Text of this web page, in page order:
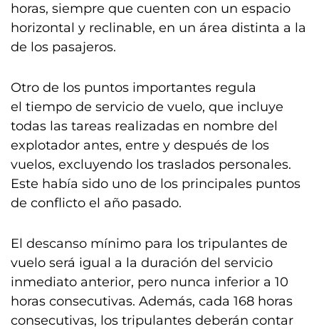
horas, siempre que cuenten con un espacio
horizontal y reclinable, en un área distinta a la
de los pasajeros.
Otro de los puntos importantes regula
el tiempo de servicio de vuelo, que incluye
todas las tareas realizadas en nombre del
explotador antes, entre y después de los
vuelos, excluyendo los traslados personales.
Este había sido uno de los principales puntos
de conflicto el año pasado.
El descanso mínimo para los tripulantes de
vuelo será igual a la duración del servicio
inmediato anterior, pero nunca inferior a 10
horas consecutivas. Además, cada 168 horas
consecutivas, los tripulantes deberán contar